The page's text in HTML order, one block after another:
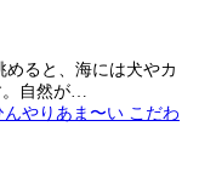
ると、海には犬やカ
。自然が…